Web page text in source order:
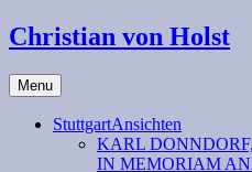
Christian von Holst
Menu
StuttgartAnsichten
KARL
IN MEMORIAM